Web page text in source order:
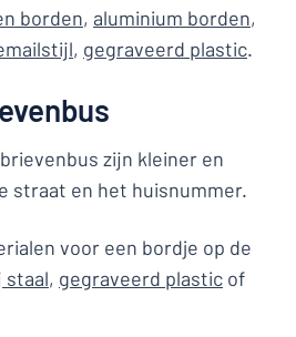
borden, aluminium borden,
, gegraveerd plastic.
zijn kleiner en
straat en het huisnummer.
voor een bordje op de
staal, gegraveerd plastic of